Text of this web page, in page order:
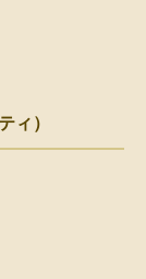
ィ）